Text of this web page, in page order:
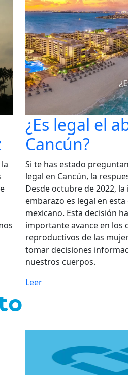
¿Es legal el
Cancún?
Si te has estado
legal en Cancún, la
Desde octubre de 2022,
embarazo es legal en
mexicano. Esta decisión
importante avance en los
reproductivos de las
tomar decisiones
nuestros cuerpos.
Leer